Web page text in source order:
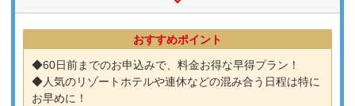
おすすめポイント
◆60日前までのお申込みで、料金お得な早得プラン！
◆人気のリゾートホテルや連休などの混み合う日程は特に
お早めに！